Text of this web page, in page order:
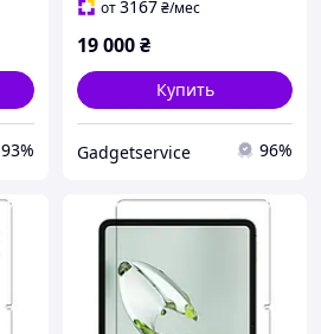
93%
от3167₴/мес
19 000₴
Купить
Gadgetservice 96%